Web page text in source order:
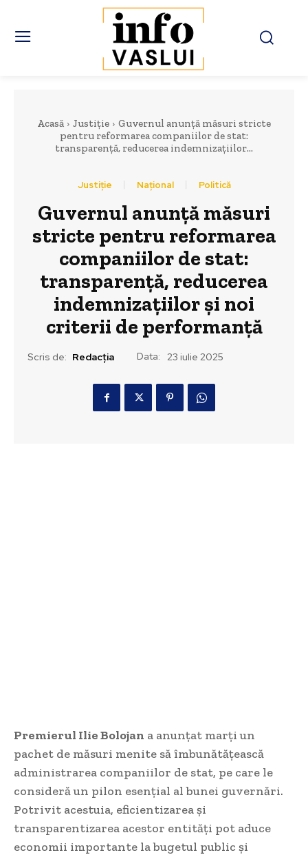
Acasă Justiție
Guvernul anunță măsuri stricte
pentru reformarea companiilor de stat:
transparență, reducerea indemnizațiilor...
Justiție Național Politică
Guvernul anunță măsuri
stricte pentru reformarea
companiilor de stat:
transparență, reducerea
indemnizațiilor și noi
criterii de performanță
Scris de: Redacția Data: 23 iulie 2025
Premierul Ilie Bolojan a anunțat marți un
pachet de măsuri menite să îmbunătățească
administrarea companiilor de stat, pe care le
consideră un pilon esențial al bunei guvernări.
Potrivit acestuia, eficientizarea și
transparentizarea acestor entități pot aduce
economii importante la bugetul public și